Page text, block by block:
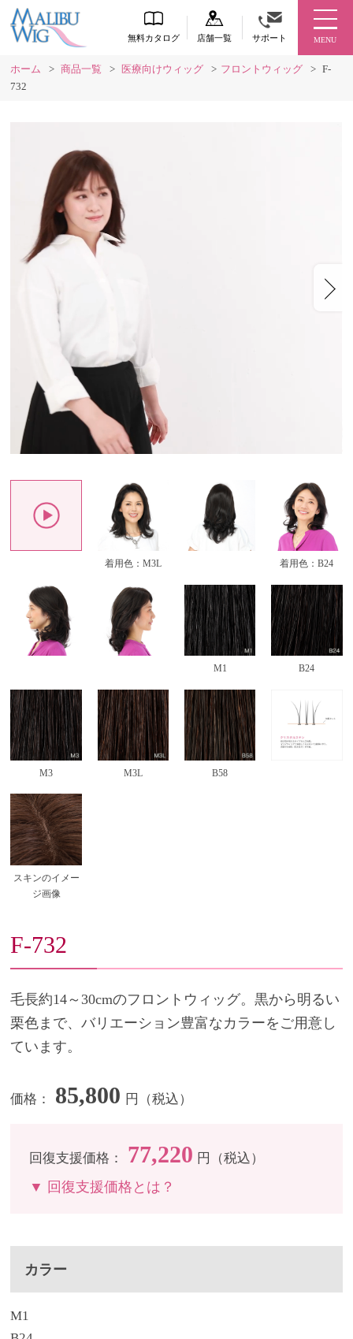
無料カタログ 店舗一覧 サポート MENU
ホーム > 商品一覧 > 医療向けウィッグ > フロントウィッグ > F-
732
着用色：M3L 着用色：B24
M1 B24
M3 M3L B58
スキンのイメー
ジ画像
F-732
毛長約14～30cmのフロントウィッグ。黒から明るい
栗色まで、バリエーション豊富なカラーをご用意し
ています。
価格： 85,800 円（税込）
回復支援価格： 77,220 円（税込）
▼ 回復支援価格とは？
カラー
M1